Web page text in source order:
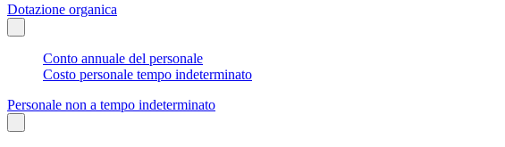
Dotazione organica
Conto annuale del personale
Costo personale tempo indeterminato
Personale non a tempo indeterminato